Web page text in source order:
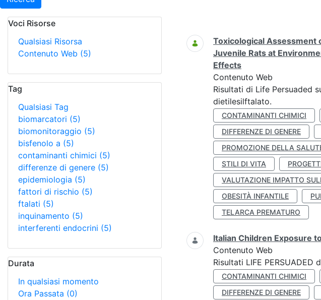
Voci Risorse
Qualsiasi Risorsa
Contenuto Web (5)
Tag
Qualsiasi Tag
biomarcatori (5)
biomonitoraggio (5)
bisfenolo a (5)
contaminanti chimici (5)
differenze di genere (5)
epidemiologia (5)
fattori di rischio (5)
ftalati (5)
inquinamento (5)
interferenti endocrini (5)
Durata
In qualsiasi momento
Ora Passata (0)
Ricerca
Toxicological Assessment
Juvenile Rats at
Effects
Contenuto Web
Risultati di Life Persuaded
dietilesilftalato.
CONTAMINANTI CHIMICI
DIFFERENZE DI GENERE
PROMOZIONE DELLA
STILI DI VITA
VALUTAZIONE IMPATTO
OBESITÀ INFANTILE
TELARCA PREMATURO
Italian Children Exposure
Contenuto Web
Risultati LIFE
CONTAMINANTI CHIMICI
DIFFERENZE DI GENERE